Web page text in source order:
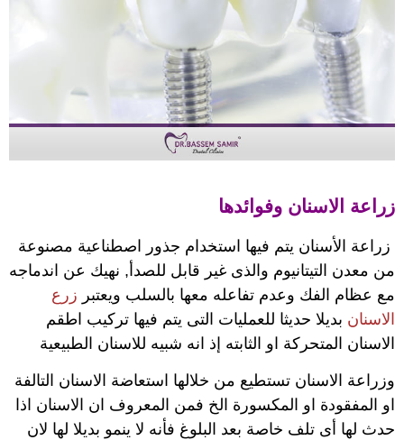
زراعة الاسنان وفوائدها
زراعة الأسنان يتم فيها استخدام جذور اصطناعية مصنوعة
من معدن التيتانيوم والذى غير قابل للصدأ, نهيك عن اندماجه
مع عظام الفك وعدم تفاعله معها بالسلب ويعتبر زرع
الاسنان بديلا حديثا للعمليات التى يتم فيها تركيب اطقم
الاسنان المتحركة او الثابته إذ انه شبيه للاسنان الطبيعية
وزراعة الاسنان تستطيع من خلالها استعاضة الاسنان التالفة
او المفقودة او المكسورة الخ فمن المعروف ان الاسنان اذا
حدث لها أى تلف خاصة بعد البلوغ فأنه لا ينمو بديلا لها لان